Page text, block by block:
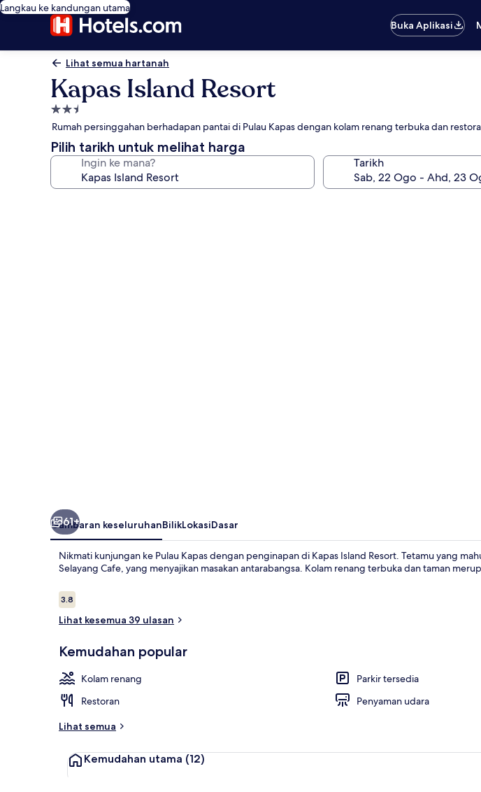
Langkau ke kandungan utama
Buka Aplikasi
Lihat semua hartanah
Kapas Island Resort
Hartanah
2.5
bintang
Rumah persinggahan berhadapan pantai di Pulau Kapas dengan kolam renang terbuka dan
Pilih tarikh untuk melihat harga
Ingin ke mana? Tarikh
61+
Gambaran keseluruhanBilikLokasiDasar
Nikmati kunjungan ke Pulau Kapas dengan penginapan di Kapas Island Resort. Tetamu yang
Selayang Cafe, yang menyajikan masakan antarabangsa. Kolam renang terbuka dan taman
Ulasan
3.83.8 daripada 10
Lihat kesemua 39 ulasan
Kemudahan popular
Kolam renang
Parkir tersedia
Restoran
Penyaman udara
Lihat semua
Kemudahan utama (12)